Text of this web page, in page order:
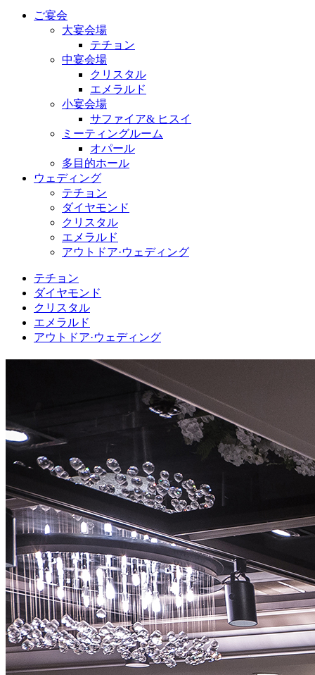
ご宴会
大宴会場
テチョン
中宴会場
クリスタル
エメラルド
小宴会場
サファイア& ヒスイ
ミーティングルーム
オパール
多目的ホール
ウェディング
テチョン
ダイヤモンド
クリスタル
エメラルド
アウトドア·ウェディング
テチョン
ダイヤモンド
クリスタル
エメラルド
アウトドア·ウェディング